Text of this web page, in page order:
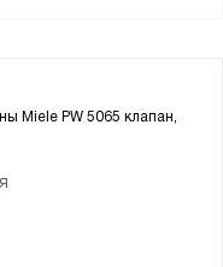
Miele PW 5065 клапан,